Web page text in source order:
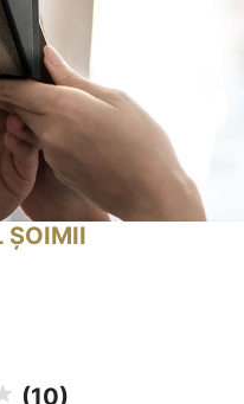
ȘOIMII
(10)